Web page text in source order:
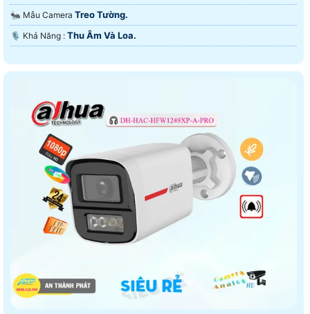
iAUTO-X.
🐜 Mẫu Camera Treo Tường.
️🎙 Khả Năng : Thu Âm Và Loa.